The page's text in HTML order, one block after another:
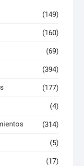
(149)
(160)
(69)
(394)
(177)
(4)
(314)
(5)
(17)